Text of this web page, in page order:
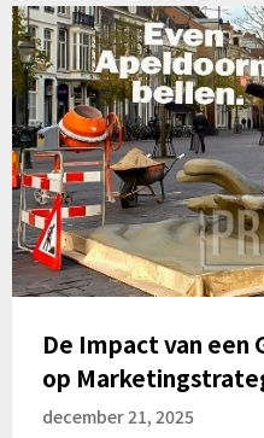
De Impact van een
op
december 21, 2025